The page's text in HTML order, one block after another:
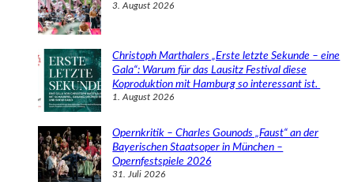
3. August 2026
Christoph Marthalers „Erste letzte Sekunde – eine
Gala“: Warum für das Lausitz Festival diese
Koproduktion mit Hamburg so interessant ist.
1. August 2026
Opernkritik – Charles Gounods „Faust“ an der
Bayerischen Staatsoper in München –
Opernfestspiele 2026
31. Juli 2026